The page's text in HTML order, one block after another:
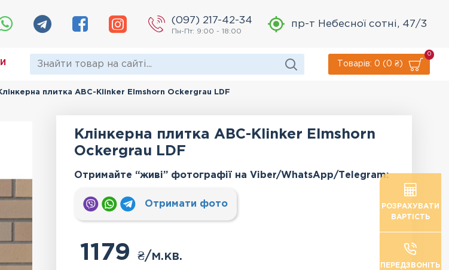
(097) 217-42-34
Пн-Пт: 9:00 - 18:00
пр-т Небесної сотні, 47/3
Товарів: 0 (0 ₴)
0
плитка АВС-Klinker Elmshorn Ockergrau LDF
Клінкерна плитка АВС-Klinker Elmshorn
Ockergrau LDF
Отримайте “живі” фотографії на Viber/WhatsApp/Тelegram:
Отримати фото
1179 ₴/м.кв.
РОЗРАХУВАТИ
ВАРТІСТЬ
ПЕРЕДЗВОНІТЬ